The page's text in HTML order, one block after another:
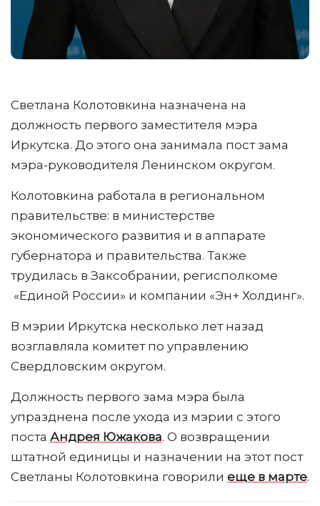
Светлана Колотовкина назначена на
должность первого заместителя мэра
Иркутска. До этого она занимала пост зама
мэра-руководителя Ленинском округом.
Колотовкина работала в региональном
правительстве: в министерстве
экономического развития и в аппарате
губернатора и правительства. Также
трудилась в Заксобрании, регисполкоме
«Единой России» и компании «Эн+ Холдинг».
В мэрии Иркутска несколько лет назад
возглавляла комитет по управлению
Свердловским округом.
Должность первого зама мэра была
упразднена после ухода из мэрии с этого
поста Андрея Южакова. О возвращении
штатной единицы и назначении на этот пост
Светланы Колотовкина говорили еще в марте.